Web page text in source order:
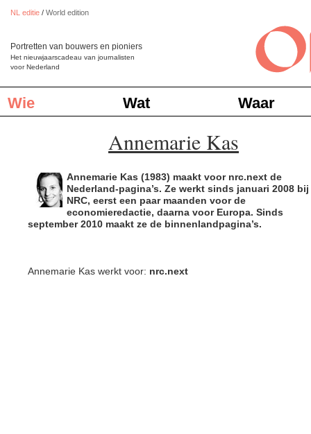
NL editie / World edition
Het nieuwjaarscadeau van journalisten
voor Nederland
Portretten van bouwers en pioniers
Wie Wat Waar
Annemarie Kas
Annemarie Kas (1983) maakt voor nrc.next de
Nederland-pagina’s. Ze werkt sinds januari 2008 bij
NRC, eerst een paar maanden voor de
economieredactie, daarna voor Europa. Sinds
september 2010 maakt ze de binnenlandpagina’s.
Annemarie Kas werkt voor: nrc.next